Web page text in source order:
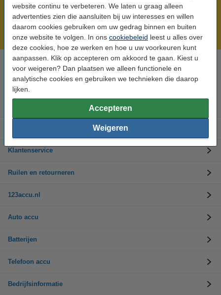
website continu te verbeteren. We laten u graag alleen
advertenties zien die aansluiten bij uw interesses en willen
daarom cookies gebruiken om uw gedrag binnen en buiten
onze website te volgen. In ons cookiebeleid leest u alles over
deze cookies, hoe ze werken en hoe u uw voorkeuren kunt
aanpassen. Klik op accepteren om akkoord te gaan. Kiest u
voor weigeren? Dan plaatsen we alleen functionele en
analytische cookies en gebruiken we technieken die daarop
lijken.
Accepteren
Weigeren
Meer dan 5 miljoen klanten!
Voor 23.59 uur besteld, morgen in huis!
Laagsteprijsgarantie!
Hulp nodig? Bel ons op 0294-787125
Op werkdagen van 9.00 tot 17.30 uur
Klantenservice
Ruilen en retourneren
123accu.nl
Auto accu
Batterijen
Telefoon accu
Bedrijfsinformatie